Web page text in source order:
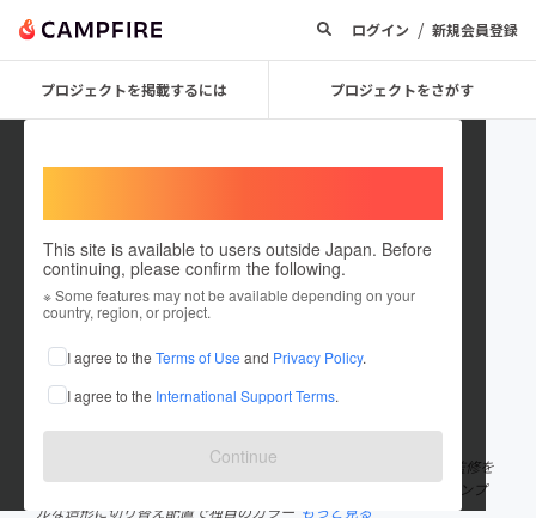
ログイン / 新規会員登録
プロジェクトを掲載するには プロジェクトをさがす
This site is available to users outside Japan. Before
continuing, please confirm the following.
※ Some features may not be available depending on your
country, region, or project.
I agree to the Terms of Use and Privacy Policy.
I agree to the International Support Terms.
Continue
73_3373
これまでに3回支援して1件のプロジェクトを投稿しています
在住国：日本 現在地：東京都
出身国：日本 出身地：東京都
High-Card所属／衣装製作担当 所属団体にて、公演衣装の製作、監修を
メインに活動中。 衣装素材を使用した小物製作や販売も行う。 シンプ
ルな造形に切り替え配置で独自のカラー もっと見る